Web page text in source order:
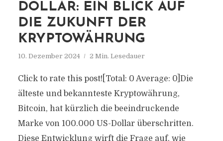
DOLLAR: EIN BLICK AUF
DIE ZUKUNFT DER
KRYPTOWÄHRUNG
10. Dezember 2024 2 Min. Lesedauer
Click to rate this post![Total: 0 Average: 0]Die
älteste und bekannteste Kryptowährung,
Bitcoin, hat kürzlich die beeindruckende
Marke von 100.000 US-Dollar überschritten.
Diese Entwicklung wirft die Frage auf, wie